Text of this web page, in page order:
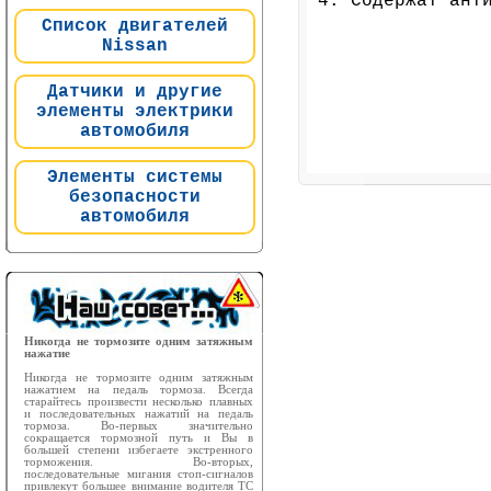
Список двигателей
Nissan
Датчики и другие
элементы электрики
автомобиля
Элементы системы
безопасности
автомобиля
Никогда не тормозите одним затяжным
нажатие
Никогда не тормозите одним затяжным
нажатием на педаль тормоза. Всегда
старайтесь произвести несколько плавных
и последовательных нажатий на педаль
тормоза. Во-первых значительно
сокращается тормозной путь и Вы в
большей степени избегаете экстренного
торможения. Во-вторых,
последовательные мигания стоп-сигналов
привлекут большее внимание водителя ТС